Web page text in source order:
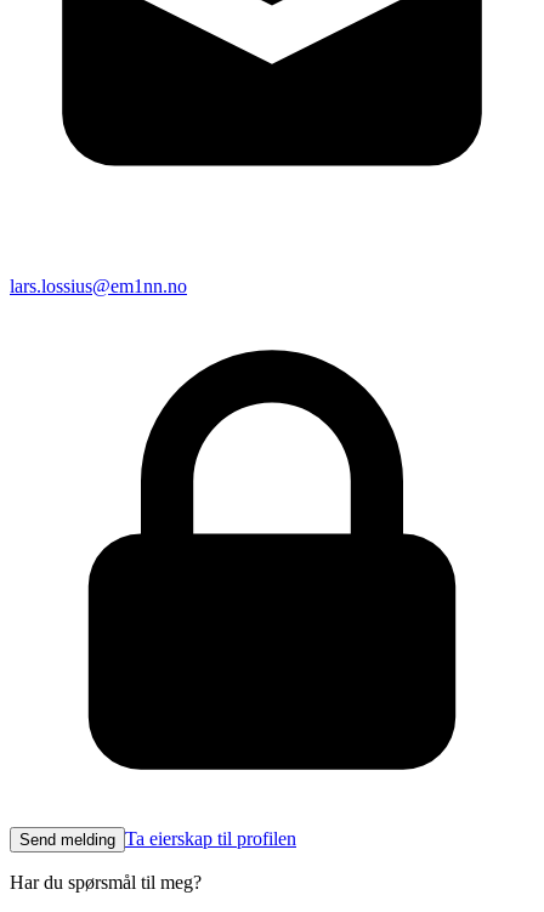
lars.lossius@em1nn.no
Send melding Ta eierskap til profilen
Har du spørsmål til meg?